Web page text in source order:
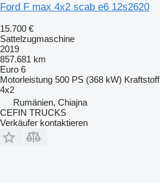
Ford F max 4x2 scab e6 12s2620
15.700 €
Sattelzugmaschine
2019
857.681 km
Euro 6
Motorleistung 500 PS (368 kW) Kraftstoff
4x2
Rumänien, Chiajna
CEFIN TRUCKS
Verkäufer kontaktieren